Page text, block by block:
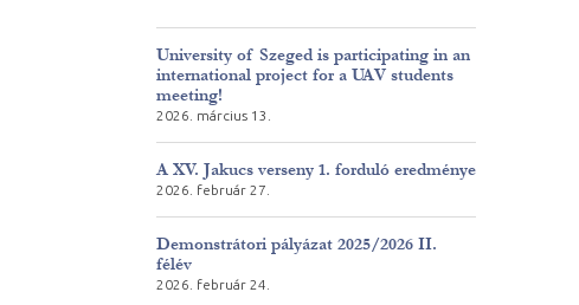
University of Szeged is participating in an
international project for a UAV students
meeting!
2026. március 13.
A XV. Jakucs verseny 1. forduló eredménye
2026. február 27.
Demonstrátori pályázat 2025/2026 II.
félév
2026. február 24.